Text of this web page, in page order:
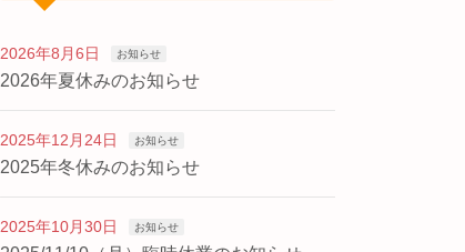
2026年8月6日 お知らせ
2026年夏休みのお知らせ
2025年12月24日 お知らせ
2025年冬休みのお知らせ
2025年10月30日 お知らせ